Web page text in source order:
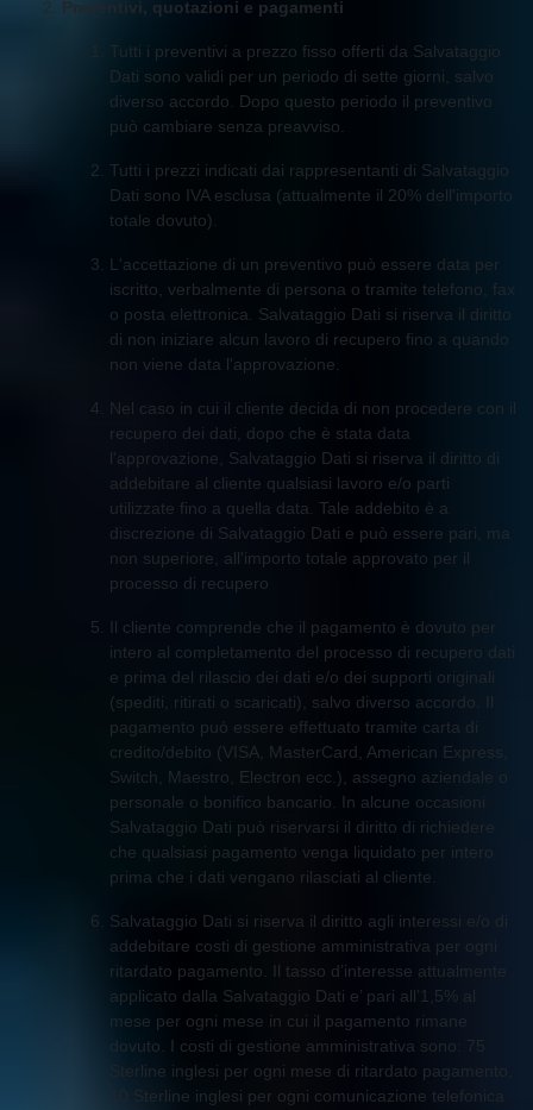
Preventivi, quotazioni e pagamenti
Tutti i preventivi a prezzo fisso offerti da Salvataggio
Dati sono validi per un periodo di sette giorni, salvo
diverso accordo. Dopo questo periodo il preventivo
può cambiare senza preavviso.
Tutti i prezzi indicati dai rappresentanti di Salvataggio
Dati sono IVA esclusa (attualmente il 20% dell'importo
totale dovuto).
L'accettazione di un preventivo può essere data per
iscritto, verbalmente di persona o tramite telefono, fax
o posta elettronica. Salvataggio Dati si riserva il diritto
di non iniziare alcun lavoro di recupero fino a quando
non viene data l'approvazione.
Nel caso in cui il cliente decida di non procedere con il
recupero dei dati, dopo che è stata data
l'approvazione, Salvataggio Dati si riserva il diritto di
addebitare al cliente qualsiasi lavoro e/o parti
utilizzate fino a quella data. Tale addebito è a
discrezione di Salvataggio Dati e può essere pari, ma
non superiore, all'importo totale approvato per il
processo di recupero
Il cliente comprende che il pagamento è dovuto per
intero al completamento del processo di recupero dati
e prima del rilascio dei dati e/o dei supporti originali
(spediti, ritirati o scaricati), salvo diverso accordo. Il
pagamento può essere effettuato tramite carta di
credito/debito (VISA, MasterCard, American Express,
Switch, Maestro, Electron ecc.), assegno aziendale o
personale o bonifico bancario. In alcune occasioni
Salvataggio Dati può riservarsi il diritto di richiedere
che qualsiasi pagamento venga liquidato per intero
prima che i dati vengano rilasciati al cliente.
Salvataggio Dati si riserva il diritto agli interessi e/o di
addebitare costi di gestione amministrativa per ogni
ritardato pagamento. Il tasso d’interesse attualmente
applicato dalla Salvataggio Dati e’ pari all’1,5% al
mese per ogni mese in cui il pagamento rimane
dovuto. I costi di gestione amministrativa sono: 75
Sterline inglesi per ogni mese di ritardato pagamento,
10 Sterline inglesi per ogni comunicazione telefonica